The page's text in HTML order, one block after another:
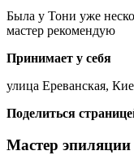
Была у Тони уже
мастер рекомендую
Принимает у себя
улица Ереванская,
Поделиться
Мастер эпиляции